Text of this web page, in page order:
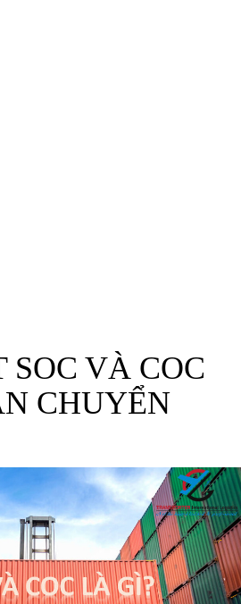
SOC VÀ COC
CHUYỂN